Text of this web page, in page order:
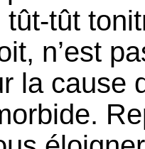
tût-tût
n’est
la cause